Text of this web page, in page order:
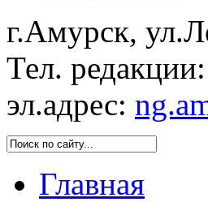
г.Амурск,
Тел. редакции:
эл.адрес:
Главная